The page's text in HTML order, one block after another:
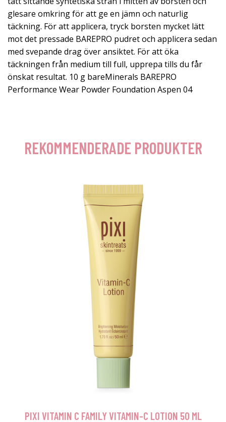
glesare omkring för att ge en jämn och naturlig
täckning. För att applicera, tryck borsten mycket lätt
mot det pressade BAREPRO pudret och applicera sedan
med svepande drag över ansiktet. För att öka
täckningen från medium till full, upprepa tills du får
önskat resultat. 10 g bareMinerals BAREPRO
Performance Wear Powder Foundation Aspen 04
REKOMMENDERADE PRODUKTER
PIXI VITAMIN C FAMILY VITAMIN-C LOTION 50 ML